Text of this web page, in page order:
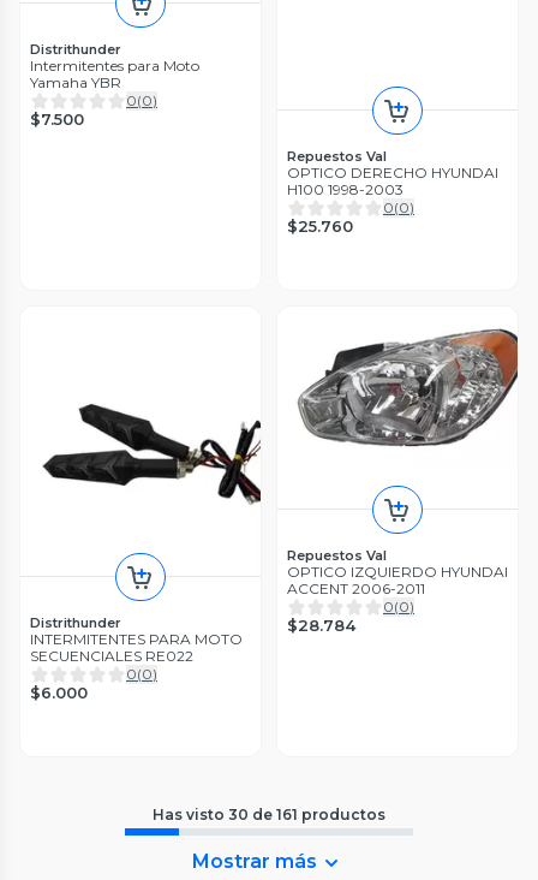
Distrithunder
Intermitentes para Moto
Yamaha YBR
0(0)
$7.500
Repuestos Val
OPTICO DERECHO HYUNDAI
H100 1998-2003
0(0)
$25.760
Distrithunder
INTERMITENTES PARA MOTO
SECUENCIALES RE022
0(0)
$6.000
Repuestos Val
OPTICO IZQUIERDO HYUNDAI
ACCENT 2006-2011
0(0)
$28.784
Has visto 30 de 161 productos
Mostrar más